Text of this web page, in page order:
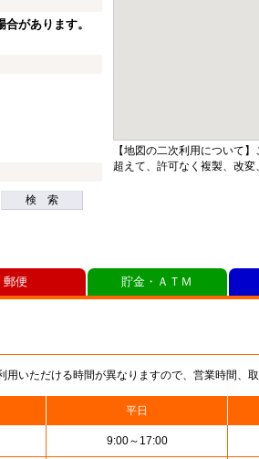
があります。
検 索
【地図の二次利用について
超えて、許可なく複製、改
いただける時間が異なりますので、営業時間、
平日
9:00～17:00
郵便 貯金・ＡＴＭ